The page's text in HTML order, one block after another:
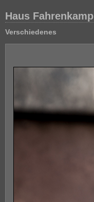
Haus Fahrenkamp
Verschiedenes